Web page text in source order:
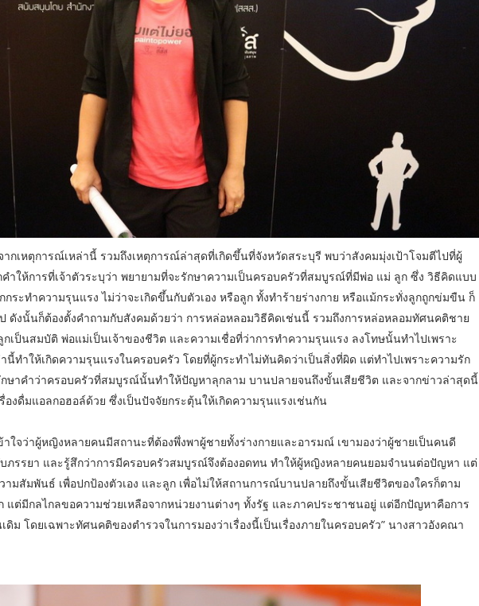
กเหตุการณ์เหล่านี้ รวมถึงเหตุการณ์ล่าสุดที่เกิดขึ้นที่จังหวัดสระบุรี พบว่าสังคมมุ่งเป้าโจมตีไปที่ผู้
ำให้การที่เจ้าตัวระบุว่า พยายามที่จะรักษาความเป็นครอบครัวที่สมบูรณ์ที่มีพ่อ แม่ ลูก ซึ่ง วิธีคิดแบบ
ระทำความรุนแรง ไม่ว่าจะเกิดขึ้นกับตัวเอง หรือลูก ทั้งทำร้ายร่างกาย หรือแม้กระทั่งลูกถูกข่มขืน ก็
ดังนั้นก็ต้องตั้งคำถามกับสังคมด้วยว่า การหล่อหลอมวิธีคิดเช่นนี้ รวมถึงการหล่อหลอมทัศนคติชาย
เป็นสมบัติ พ่อแม่เป็นเจ้าของชีวิต และความเชื่อที่ว่าการทำความรุนแรง ลงโทษนั้นทำไปเพราะ
นี้ทำให้เกิดความรุนแรงในครอบครัว โดยที่ผู้กระทำไม่ทันคิดว่าเป็นสิ่งที่ผิด แต่ทำไปเพราะความรัก
กษาคำว่าครอบครัวที่สมบูรณ์นั้นทำให้ปัญหาลุกลาม บานปลายจนถึงขั้นเสียชีวิต และจากข่าวล่าสุดนี้
องดื่มแอลกอฮอล์ด้วย ซึ่งเป็นปัจจัยกระตุ้นให้เกิดความรุนแรงเช่นกัน
าใจว่าผู้หญิงหลายคนมีสถานะที่ต้องพึ่งพาผู้ชายทั้งร่างกายและอารมณ์ เขามองว่าผู้ชายเป็นคนดี
บภรรยา และรู้สึกว่าการมีครอบครัวสมบูรณ์จึงต้องอดทน ทำให้ผู้หญิงหลายคนยอมจำนนต่อปัญหา แต่
ามสัมพันธ์ เพื่อปกป้องตัวเอง และลูก เพื่อไม่ให้สถานการณ์บานปลายถึงขั้นเสียชีวิตของใครก็ตาม
แต่มีกลไกลขอความช่วยเหลือจากหน่วยงานต่างๆ ทั้งรัฐ และภาคประชาชนอยู่ แต่อีกปัญหาคือการ
ดิม โดยเฉพาะทัศนคติของตำรวจในการมองว่าเรื่องนี้เป็นเรื่องภายในครอบครัว” นางสาวอังคณา